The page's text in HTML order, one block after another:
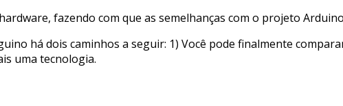
fazendo com que as semelhanças com o projeto
há dois caminhos a seguir: 1) Você pode finalmente
uma tecnologia.